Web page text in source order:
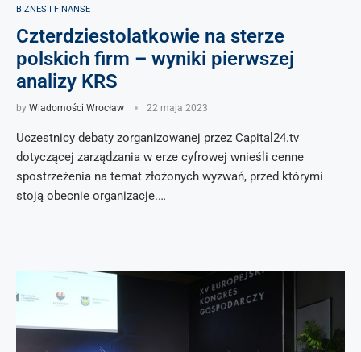
BIZNES I FINANSE
Czterdziestolatkowie na sterze
polskich firm – wyniki pierwszej
analizy KRS
by Wiadomości Wrocław 22 maja 2023
Uczestnicy debaty zorganizowanej przez Capital24.tv
dotyczącej zarządzania w erze cyfrowej wnieśli cenne
spostrzeżenia na temat złożonych wyzwań, przed którymi
stoją obecnie organizacje.…